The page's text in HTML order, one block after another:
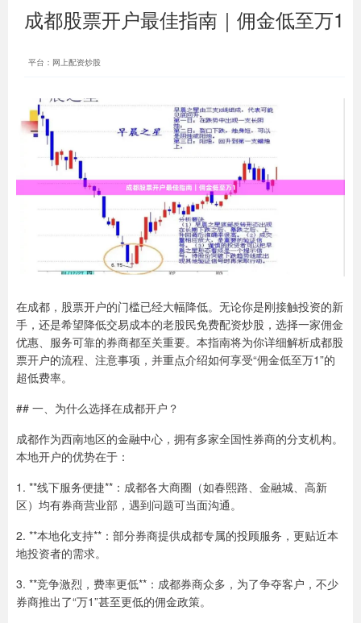
成都股票开户最佳指南｜佣金低至万1
平台：网上配资炒股
在成都，股票开户的门槛已经大幅降低。无论你是刚接触投资的新
手，还是希望降低交易成本的老股民免费配资炒股，选择一家佣金
优惠、服务可靠的券商都至关重要。本指南将为你详细解析成都股
票开户的流程、注意事项，并重点介绍如何享受“佣金低至万1”的
超低费率。
## 一、为什么选择在成都开户？
成都作为西南地区的金融中心，拥有多家全国性券商的分支机构。
本地开户的优势在于：
1. **线下服务便捷**：成都各大商圈（如春熙路、金融城、高新
区）均有券商营业部，遇到问题可当面沟通。
2. **本地化支持**：部分券商提供成都专属的投顾服务，更贴近本
地投资者的需求。
3. **竞争激烈，费率更低**：成都券商众多，为了争夺客户，不少
券商推出了“万1”甚至更低的佣金政策。